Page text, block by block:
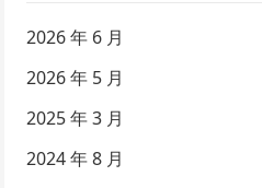
2026 年 6 月
2026 年 5 月
2025 年 3 月
2024 年 8 月